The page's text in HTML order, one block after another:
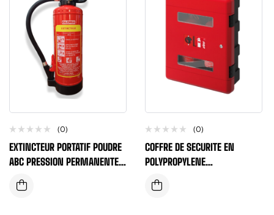
(0)
EXTINCTEUR PORTATIF POUDRE
ABC PRESSION PERMANENTE
NF NORME MARINE GLORIA
6KG
(0)
COFFRE DE SECURITE EN
POLYPROPYLENE
(616X735X270) AVEC
FENETRE+CYLINDRE+ETAGERE